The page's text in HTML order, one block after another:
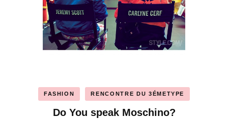
FASHION RENCONTRE DU 3ÉMETYPE
Do You speak Moschino?